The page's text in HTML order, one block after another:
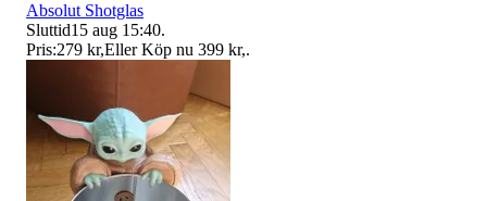
Absolut Shotglas
Sluttid15 aug 15:40.
Pris:279 kr,Eller Köp nu 399 kr,.